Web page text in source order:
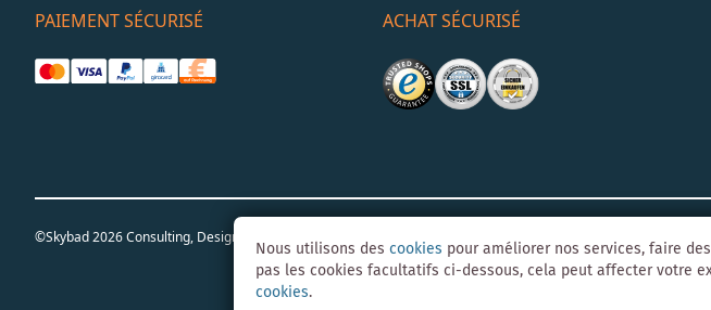
PAIEMENT SÉCURISÉ ACHAT SÉCURISÉ
©Skybad 2026 Consulting, Design und Programmierung durch die Magento-Agentur
Nous utilisons descookies pour améliorer nos services, faire
pas les cookies facultatifs ci-dessous, cela peut affecter votre
cookies.